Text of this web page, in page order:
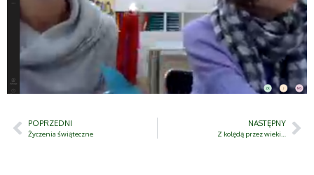
POPRZEDNI
Życzenia świąteczne
NASTĘPNY
Z kolędą przez wieki…